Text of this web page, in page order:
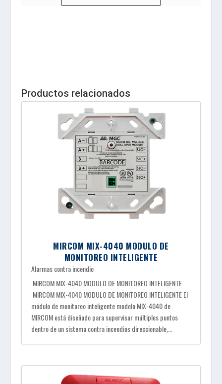
Productos relacionados
MIRCOM MIX-4040 MODULO DE
MONITOREO INTELIGENTE
Alarmas contra incendio
MIRCOM MIX-4040 MODULO DE MONITOREO INTELIGENTE
MIRCOM MIX-4040 MODULO DE MONITOREO INTELIGENTE El
módulo de monitoreo inteligente modelo MIX-4040 de
MIRCOM está diseñado para supervisar múltiples puntos
dentro de un sistema contra incendios direccionable,...